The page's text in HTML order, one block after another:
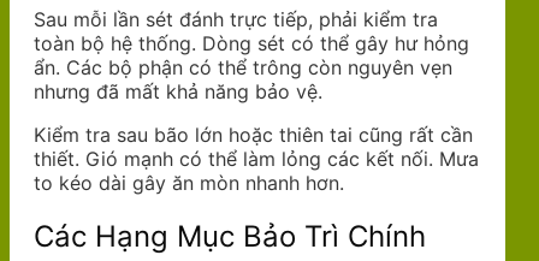
Sau mỗi lần sét đánh trực tiếp, phải kiểm tra
toàn bộ hệ thống. Dòng sét có thể gây hư hỏng
ẩn. Các bộ phận có thể trông còn nguyên vẹn
nhưng đã mất khả năng bảo vệ.
Kiểm tra sau bão lớn hoặc thiên tai cũng rất cần
thiết. Gió mạnh có thể làm lỏng các kết nối. Mưa
to kéo dài gây ăn mòn nhanh hơn.
Các Hạng Mục Bảo Trì Chính